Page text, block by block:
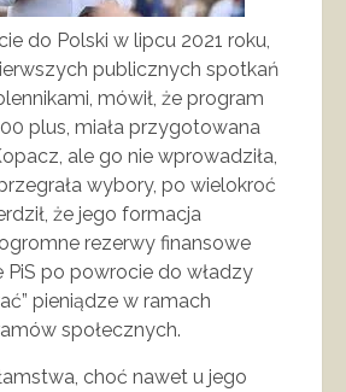
do Polski w lipcu 2021 roku,
publicznych spotkań
mówił, że program
plus, miała przygotowana
ale go nie wprowadziła,
wybory, po wielokroć
że jego formacja
rezerwy finansowe
PiS po powrocie do władzy
pieniądze w ramach
społecznych.
choć nawet u jego